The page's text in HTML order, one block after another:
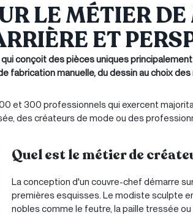
LE MÉTIER
ET
conçoit des pièces uniques
fabrication manuelle, du dessin au choix
et 300 professionnels qui exercent
des créateurs de mode ou des
Quel est le métier de
La conception d'un couvre-chef démarre
premières esquisses. Le modiste sculpte
nobles comme le feutre, la paille tressée